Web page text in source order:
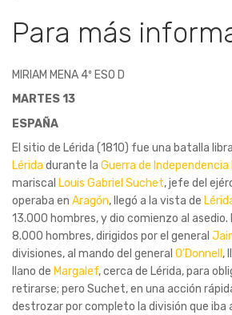
Para más
MIRIAM MENA 4º ESO D
MARTES 13
ESPAÑA
El sitio de Lérida (1810) fue una batalla
Lérida durante la Guerra de Independencia
mariscal Louis Gabriel Suchet, jefe del
operaba en Aragón, llegó a la vista de
13.000 hombres, y dio comienzo al
8.000 hombres, dirigidos por el general
divisiones, al mando del general O’Donnell ,
llano de Margalef, cerca de Lérida, para
retirarse; pero Suchet, en una acción
destrozar por completo la división que iba